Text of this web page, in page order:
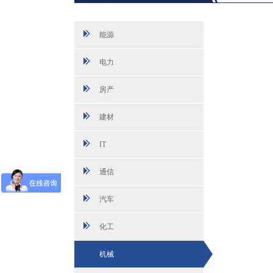
能源
电力
房产
建材
IT
通信
汽车
化工
机械